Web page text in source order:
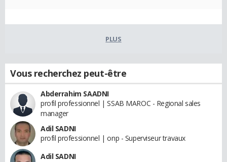
PLUS
Vous recherchez peut-être
Abderrahim SAADNI
profil professionnel | SSAB MAROC - Regional sales
manager
Adil SADNI
profil professionnel | onp - Superviseur travaux
Adil SADNI